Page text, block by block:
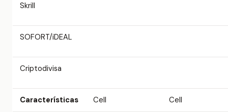
Skrill
SOFORT/iDEAL
Criptodivisa
Características Cell Cell